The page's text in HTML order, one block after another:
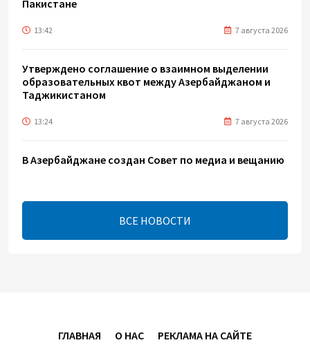
Пакистане
13:42 7 августа 2026
Утверждено соглашение о взаимном выделении
образовательных квот между Азербайджаном и
Таджикистаном
13:24 7 августа 2026
В Азербайджане создан Совет по медиа и вещанию
13:16 7 августа 2026
ЕАЭС расширяет финансовый рынок и вводит
программу "зеленой трансформации"
ВСЕ НОВОСТИ
ГЛАВНАЯ О НАС РЕКЛАМА НА САЙТЕ